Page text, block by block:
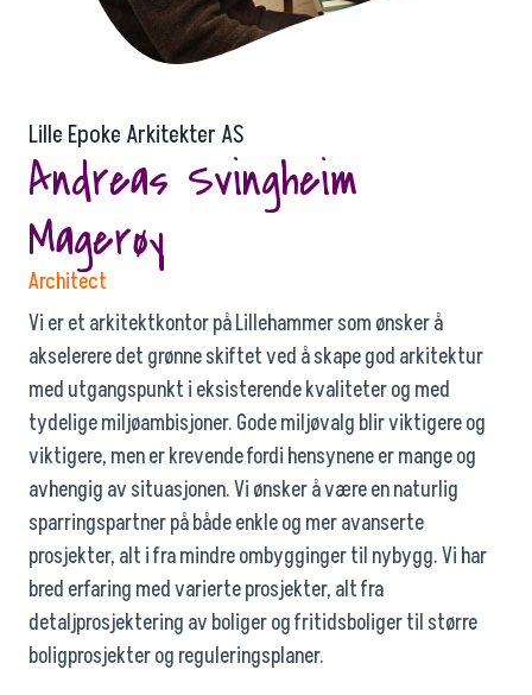
Lille Epoke Arkitekter AS
Andreas Svingheim
Magerøy
Architect
Vi er et arkitektkontor på Lillehammer som ønsker å
akselerere det grønne skiftet ved å skape god arkitektur
med utgangspunkt i eksisterende kvaliteter og med
tydelige miljøambisjoner. Gode miljøvalg blir viktigere og
viktigere, men er krevende fordi hensynene er mange og
avhengig av situasjonen. Vi ønsker å være en naturlig
sparringspartner på både enkle og mer avanserte
prosjekter, alt i fra mindre ombygginger til nybygg. Vi har
bred erfaring med varierte prosjekter, alt fra
detaljprosjektering av boliger og fritidsboliger til større
boligprosjekter og reguleringsplaner.